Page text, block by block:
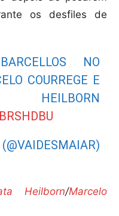
os desfiles de
NO
COURREGE E
Heilborn/Marcelo